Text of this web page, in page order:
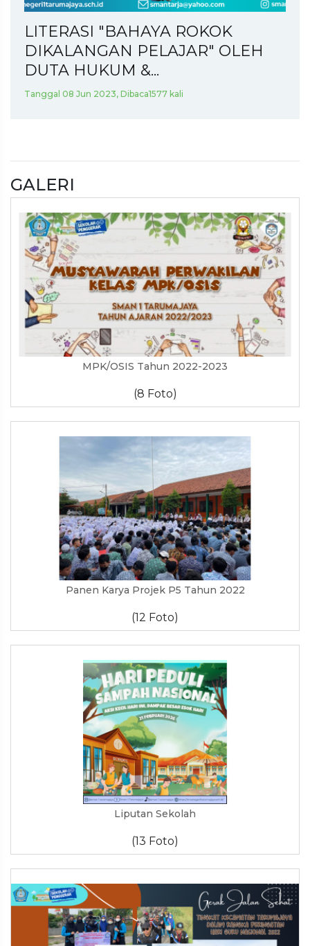
LITERASI "BAHAYA ROKOK
DIKALANGAN PELAJAR" OLEH
DUTA HUKUM &...
Tanggal 08 Jun 2023, Dibaca1577 kali
GALERI
MPK/OSIS Tahun 2022-2023
(8 Foto)
Panen Karya Projek P5 Tahun 2022
(12 Foto)
Liputan Sekolah
(13 Foto)